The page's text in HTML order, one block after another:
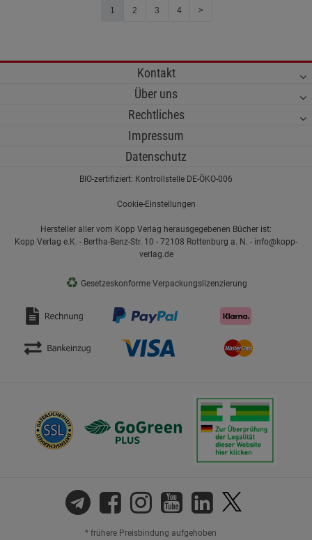
1 2 3 4 >
Kontakt
Über uns
Rechtliches
Impressum
Datenschutz
BIO-zertifiziert: Kontrollstelle DE-ÖKO-006
Cookie-Einstellungen
Hersteller aller vom Kopp Verlag herausgegebenen Bücher ist:
Kopp Verlag e.K. - Bertha-Benz-Str. 10 - 72108 Rottenburg a. N. - info@kopp-
verlag.de
♻ Gesetzeskonforme Verpackungslizenzierung
* frühere Preisbindung aufgehoben